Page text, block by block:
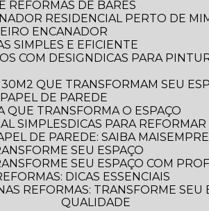
REFORMAS DE BARES
RESIDENCIAL PERTO DE
ENCANADOR
SIMPLES E EFICIENTE
COM DESIGN
DICAS PARA
QUE TRANSFORMAM SEU
DE PAREDE
QUE TRANSFORMA O ESPAÇO
SIMPLES
DICAS PARA
DE PAREDE: SAIBA MAIS
SEU ESPAÇO
SEU ESPAÇO COM
DICAS ESSENCIAIS
QUALIDADE